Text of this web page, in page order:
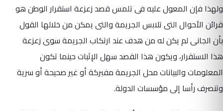
ولهذا فإن المعول عليه فى تلمس قصد زعزعة استقرار الوطن هو
قرائن الأحوال التى تلابس الجريمة والتى يمكن من خلالها القول
بأن الجانى لم يكن له من هدف عند ارتكاب الجريمة سوى زعزعة
هذا الاستقرار، ويكون هذا القصد سهل الإثبات حينما تكون
المعلومات والبيانات محل الجريمة مفبركة أو غير صحيحة أو سرية
وتنصرف رأسا إلى مؤسسات الدولة.